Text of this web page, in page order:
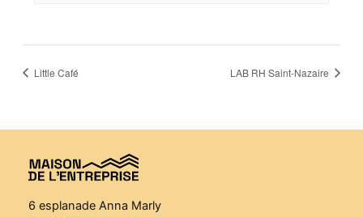
Little Café LAB RH Saint-Nazaire
6 esplanade Anna Marly